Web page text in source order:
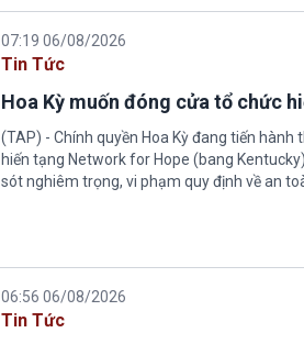
07:19 06/08/2026
Tin Tức
Hoa Kỳ muốn đóng cửa tổ chức
(TAP) - Chính quyền Hoa Kỳ đang tiến
hiến tạng Network for Hope (bang
sót nghiêm trọng, vi phạm quy định về an
06:56 06/08/2026
Tin Tức